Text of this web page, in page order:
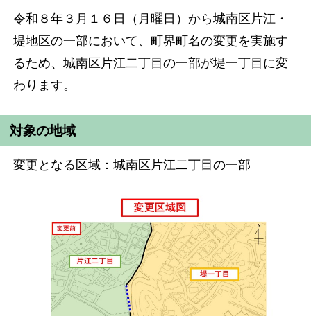
令和８年３月１６日（月曜日）から城南区片江・
堤地区の一部において、町界町名の変更を実施す
るため、城南区片江二丁目の一部が堤一丁目に変
わります。
対象の地域
変更となる区域：城南区片江二丁目の一部